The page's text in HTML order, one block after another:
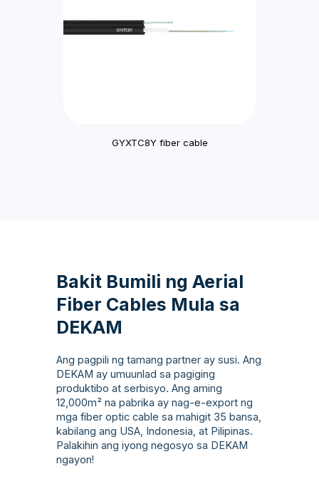
GYXTC8Y fiber cable
Bakit Bumili ng Aerial
Fiber Cables Mula sa
DEKAM
Ang pagpili ng tamang partner ay susi. Ang
DEKAM ay umuunlad sa pagiging
produktibo at serbisyo. Ang aming
12,000m² na pabrika ay nag-e-export ng
mga fiber optic cable sa mahigit 35 bansa,
kabilang ang USA, Indonesia, at Pilipinas.
Palakihin ang iyong negosyo sa DEKAM
ngayon!